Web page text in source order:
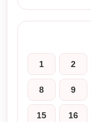
1 2
8 9
15 16